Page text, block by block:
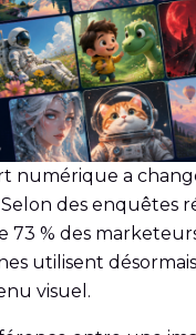
numérique a
des enquêtes
73 % des
utilisent
visuel.